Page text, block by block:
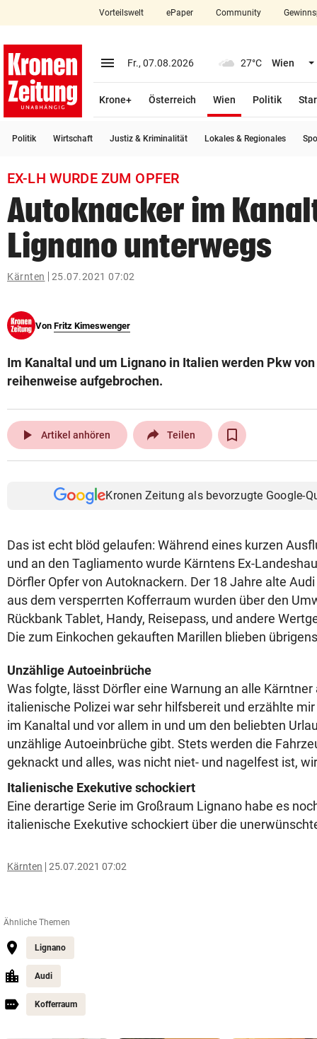
closeSchließen
account_circle Anmelden
arrow_right
search
Suchbegriff
eingeben
© Krone Multimedia GmbH & Co KG 2026
Vorteilswelt ePaper Community
menu Menü aufklappen
Fr., 07.08.2026 27°C Wien
Krone+ Österreich Wien
Politik
Politik Wirtschaft Justiz & Kriminalität Lokales & Regionales
EX-LH WURDE ZUM OPFER
Autoknacker im
Lignano unterwegs
Kärnten 25.07.2021 07:02
Von Fritz Kimeswenger
Im Kanaltal und um Lignano in Italien werden Pkw
reihenweise aufgebrochen.
play_arrow Artikel anhören Teilen
Kronen Zeitung als bevorzugte Google-
Das ist echt blöd gelaufen: Während eines kurzen
und an den Tagliamento wurde Kärntens Ex-
Dörfler Opfer von Autoknackern. Der 18 Jahre alte
aus dem versperrten Kofferraum wurden über den
Rückbank Tablet, Handy, Reisepass, und andere
Die zum Einkochen gekauften Marillen blieben
Unzählige Autoeinbrüche
Was folgte, lässt Dörfler eine Warnung an alle Kärntner
italienische Polizei war sehr hilfsbereit und erzählte
im Kanaltal und vor allem in und um den beliebten
unzählige Autoeinbrüche gibt. Stets werden die
geknackt und alles, was nicht niet- und nagelfest ist,
Italienische Exekutive schockiert
Eine derartige Serie im Großraum Lignano habe es
italienische Exekutive schockiert über die
Kärnten 25.07.2021 07:02
Ähnliche Themen
Lignano
Audi
Kofferraum